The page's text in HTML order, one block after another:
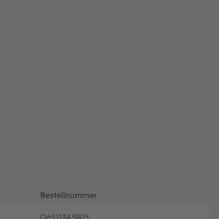
Bestellnummer
Q65113A3905